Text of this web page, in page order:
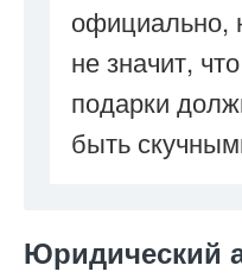
официально,
не значит,
подарки
быть
Юридический